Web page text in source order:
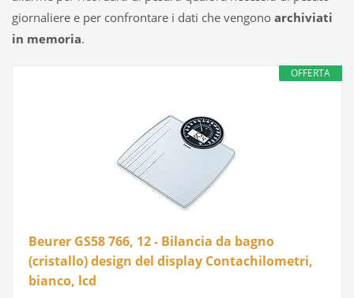
giornaliere e per confrontare i dati che vengono archiviati
in memoria.
OFFERTA
Beurer GS58 766, 12 - Bilancia da bagno
(cristallo) design del display Contachilometri,
bianco, lcd